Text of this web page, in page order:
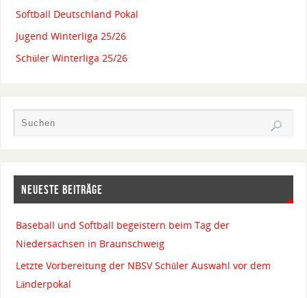
Softball Deutschland Pokal
Jugend Winterliga 25/26
Schüler Winterliga 25/26
NEUESTE BEITRÄGE
Baseball und Softball begeistern beim Tag der
Niedersachsen in Braunschweig
Letzte Vorbereitung der NBSV Schüler Auswahl vor dem
Länderpokal